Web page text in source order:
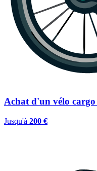
Achat d'un vélo cargo
Jusqu'à 200 €